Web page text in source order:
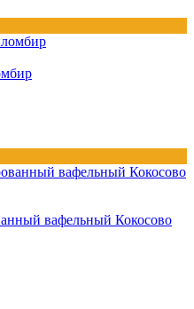
вафельный Кокосово